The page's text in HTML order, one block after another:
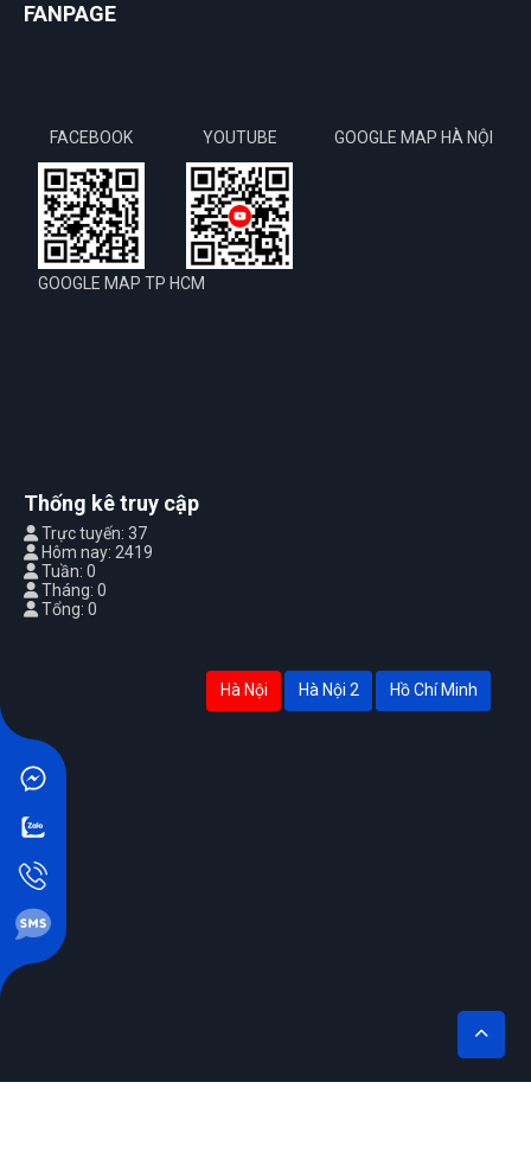
FANPAGE
FACEBOOK YOUTUBE GOOGLE MAP HÀ NỘI
GOOGLE MAP TP HCM
Thống kê truy cập
Trực tuyến: 37
Hôm nay: 2419
Tuần: 0
Tháng: 0
Tổng: 0
Hà Nội Hà Nội 2 Hồ Chí Minh